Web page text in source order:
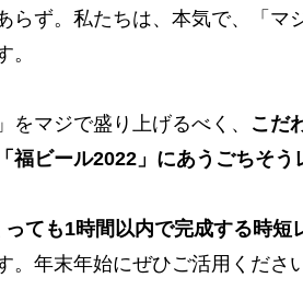
らず。私たちは、本気で、「マ
マジで盛り上げるべく、
こだ
福ビール2022」にあうごちそう
っても1時間以内で完成する時
。年末年始にぜひご活用くださ